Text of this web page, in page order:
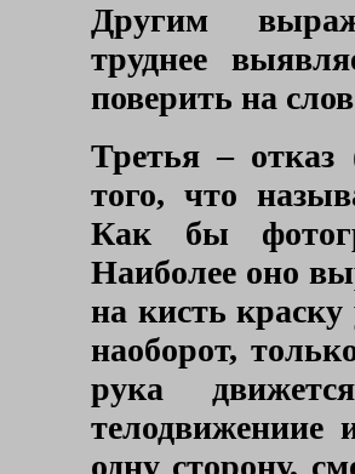
Другим
труднее
поверить на
Третья – отказ
того, что
Как бы
Наиболее оно
на кисть
наоборот,
рука
телодвижениие